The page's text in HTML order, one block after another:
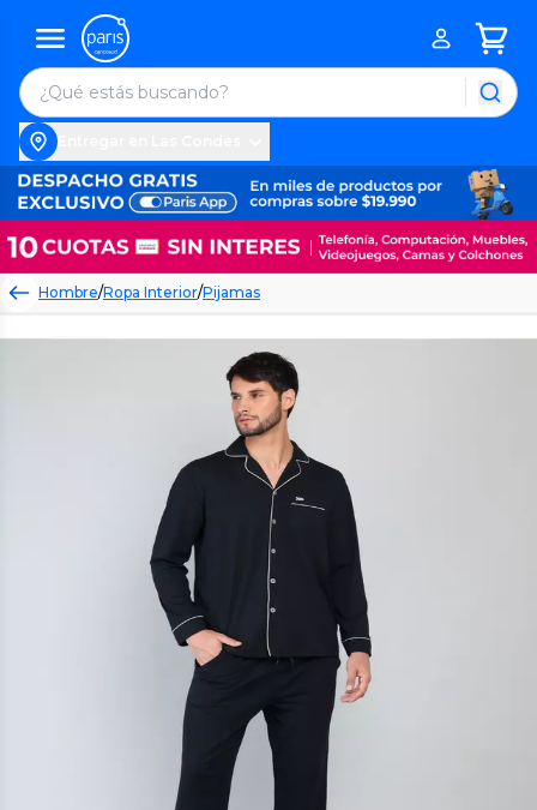
Hombre/Ropa Interior/Pijamas